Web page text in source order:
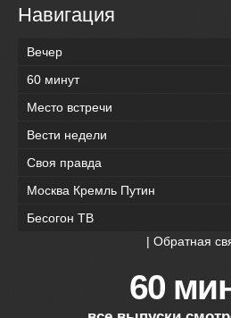
Навигация
Вечер
60 минут
Место встречи
Вести недели
Своя правда
Москва Кремль Путин
Бесогон ТВ
| Обратная
60